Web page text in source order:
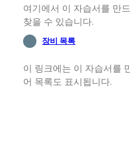
여기에서 이 자습서를 만
찾을 수 있습니다.
장비 목록
이 링크에는 이 자습서를
어 목록도 표시됩니다.